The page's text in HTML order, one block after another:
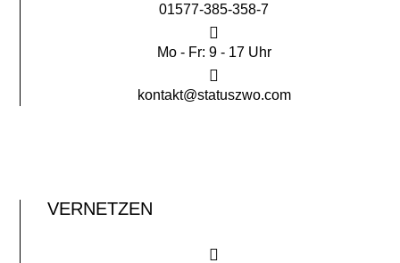
01577-385-358-7
Mo - Fr: 9 - 17 Uhr
kontakt@statuszwo.com
VERNETZEN